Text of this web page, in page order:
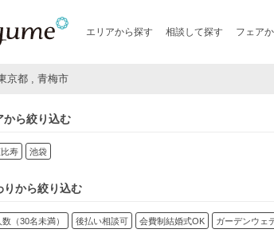
エリアから探す 相談して探す フェア
京都 , 青梅市
から絞り込む
寿 池袋
りから絞り込む
数（30名未満） 後払い相談可 会費制結婚式OK ガーデンウェ